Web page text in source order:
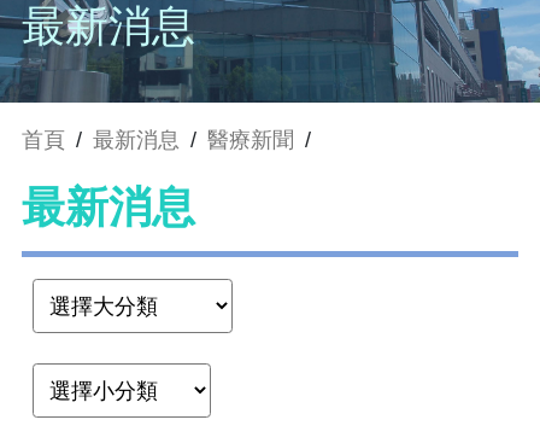
最新消息
首頁 / 最新消息 / 醫療新聞 /
最新消息